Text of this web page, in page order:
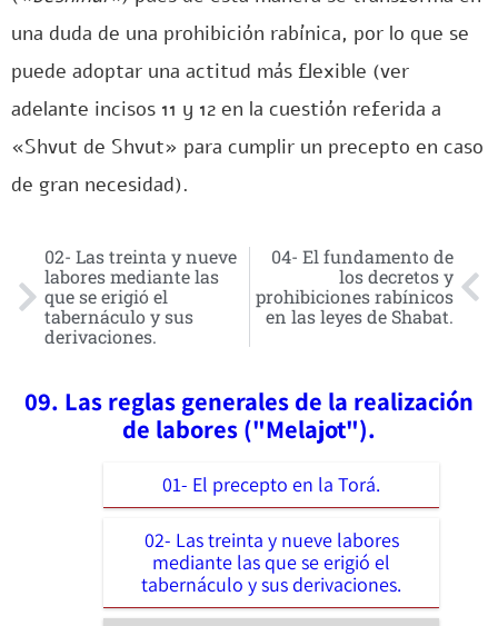
una duda de una prohibición rabínica, por lo que se
puede adoptar una actitud más flexible (ver
adelante incisos 11 y 12 en la cuestión referida a
«Shvut de Shvut» para cumplir un precepto en caso
de gran necesidad).
02- Las treinta y nueve
labores mediante las
que se erigió el
tabernáculo y sus
derivaciones.
04- El fundamento de
los decretos y
prohibiciones rabínicos
en las leyes de Shabat.
09. Las reglas generales de la realización
de labores ("Melajot").
01- El precepto en la Torá.
02- Las treinta y nueve labores
mediante las que se erigió el
tabernáculo y sus derivaciones.